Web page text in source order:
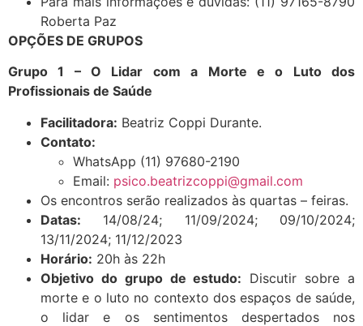
Roberta Paz
OPÇÕES DE GRUPOS
Grupo 1 – O Lidar com a Morte e o Luto dos
Profissionais de Saúde
Facilitadora: Beatriz Coppi Durante.
Contato:
WhatsApp (11) 97680-2190
Email: psico.beatrizcoppi@gmail.com
Os encontros serão realizados às quartas – feiras.
Datas: 14/08/24; 11/09/2024; 09/10/2024;
13/11/2024; 11/12/2023
Horário: 20h às 22h
Objetivo do grupo de estudo: Discutir sobre a
morte e o luto no contexto dos espaços de saúde,
o lidar e os sentimentos despertados nos